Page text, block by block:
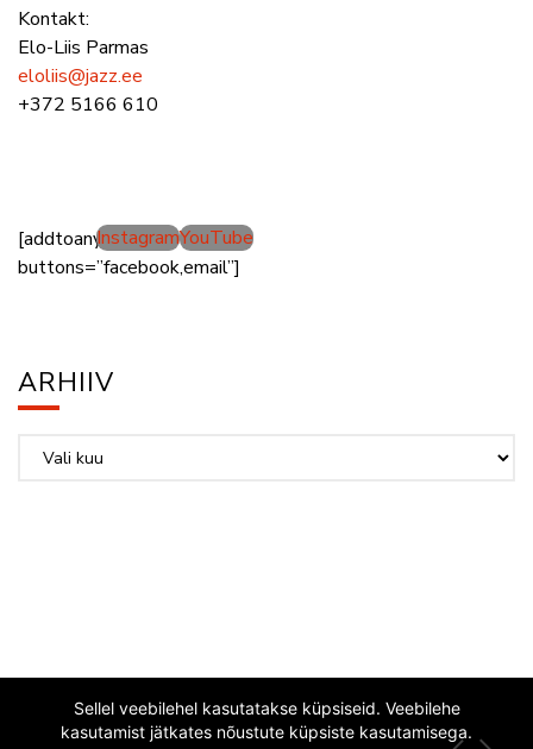
Kontakt:
Elo-Liis Parmas
eloliis@jazz.ee
+372 5166 610
[addtoany
buttons=”facebook,email”]
InstagramYouTube
ARHIIV
EESTI JAZZLIIT
Sellel veebilehel kasutatakse küpsiseid. Veebilehe
kasutamist jätkates nõustute küpsiste kasutamisega.